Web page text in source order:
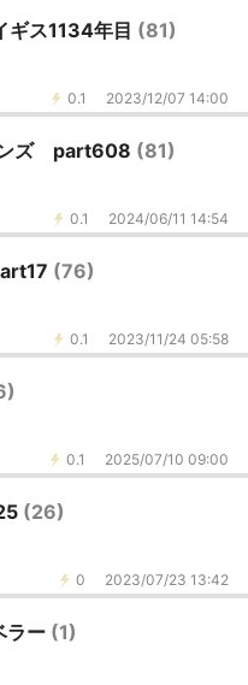
ギス1134年目 (81)
0.1 2023/12/07 14:00
ンズ part608 (81)
0.1 2024/06/11 14:54
(76)
0.1 2023/11/24 05:58
0.1 2025/07/10 09:00
(26)
0 2023/07/23 13:42
ラー (1)